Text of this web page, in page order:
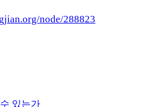
node/288823
있는가